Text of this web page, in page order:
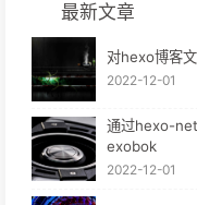
最新文章
对hexo博客
2022-12-01
通过hexo-
exobok
2022-12-01